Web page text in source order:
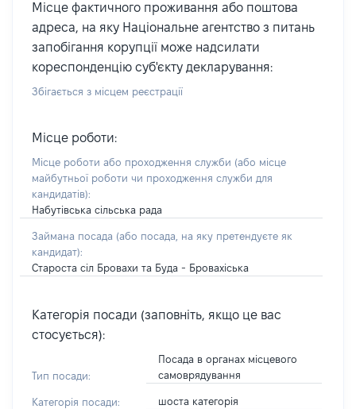
Місце фактичного проживання або поштова
адреса, на яку Національне агентство з питань
запобігання корупції може надсилати
кореспонденцію суб'єкту декларування:
Збігається з місцем реєстрації
Місце роботи:
Місце роботи або проходження служби (або місце
майбутньої роботи чи проходження служби для
кандидатів):
Набутівська сільська рада
Займана посада (або посада, на яку претендуєте як
кандидат):
Староста сіл Бровахи та Буда - Бровахіська
Категорія посади (заповніть, якщо це вас
стосується):
Тип посади:
Посада в органах місцевого
самоврядування
Категорія посади: шоста категорія